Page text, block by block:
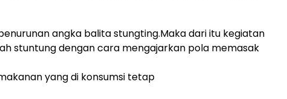
angka balita stungting.Maka dari itu kegiatan
stuntung dengan cara mengajarkan pola memasak
yang di konsumsi tetap